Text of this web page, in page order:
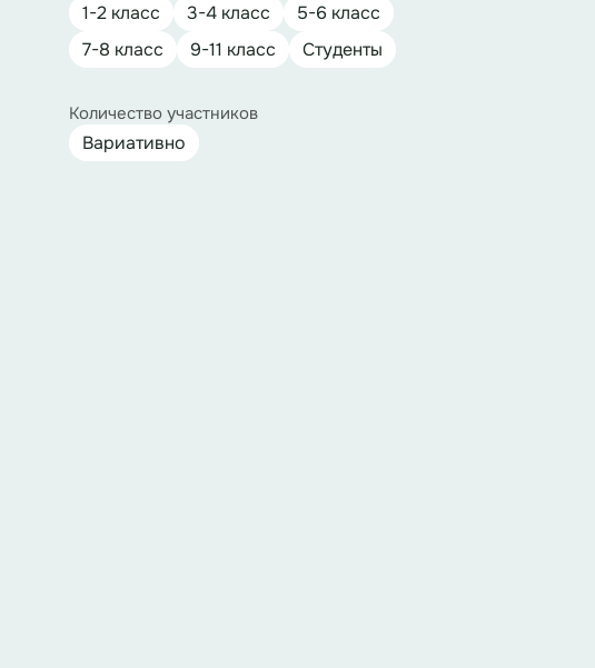
1-2 класс 3-4 класс
5-6 класс
7-8 класс
9-11 класс Студенты
Количество участников
Вариативно